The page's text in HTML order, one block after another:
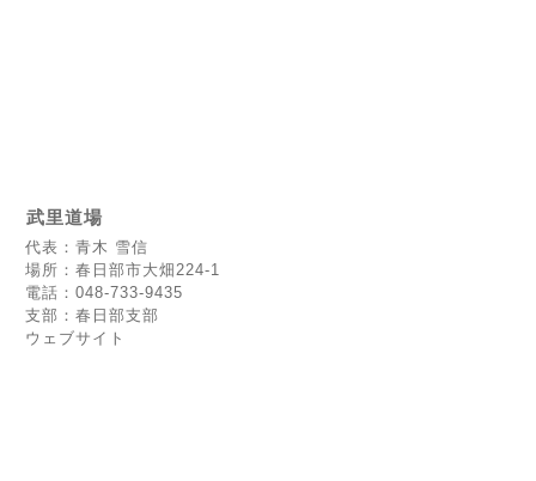
武里道場
代表：青木 雪信
場所：春日部市大畑224-1
電話：048-733-9435
支部：春日部支部
ウェブサイト